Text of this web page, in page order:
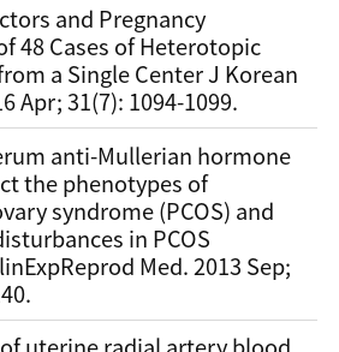
and Pregnancy
48 Cases of Heterotopic
a Single Center J Korean
Apr; 31(7): 1094-1099.
anti-Mullerian hormone
the phenotypes of
syndrome (PCOS) and
in PCOS
Med. 2013 Sep;